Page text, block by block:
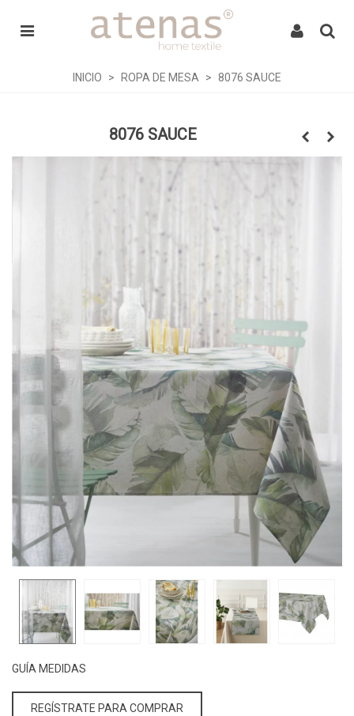
INICIO > ROPA DE MESA > 8076 SAUCE
8076 SAUCE
GUÍA MEDIDAS
REGÍSTRATE PARA COMPRAR